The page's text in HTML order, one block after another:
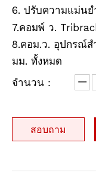
6. ปรับความแม่นย
7.คอมพ์ ว.
8.คอม.ว. อุปกรณ์
มม. ทั้งหมด
จำนวน：
สอบถาม